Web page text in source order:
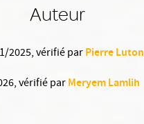
Auteur
2025, vérifié parPierre Luton
, vérifié parMeryem Lamlih